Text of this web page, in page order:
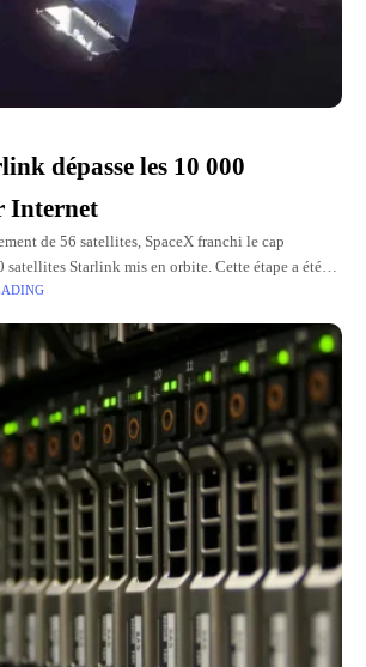
dépasse les 10 000
Internet
de 56 satellites, SpaceX franchi le cap
satellites Starlink mis en orbite. Cette étape a été
d'une